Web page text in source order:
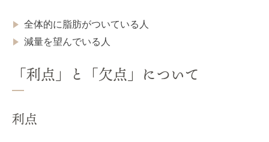
全体的に脂肪がついている人
減量を望んでいる人
「利点」と「欠点」について
利点